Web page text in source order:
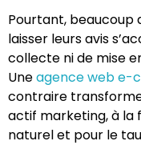
Pourtant,
laisser leurs avis
collecte ni de mise
Uneagence web e-
contraire
actif marketing, à la
naturel et pour le